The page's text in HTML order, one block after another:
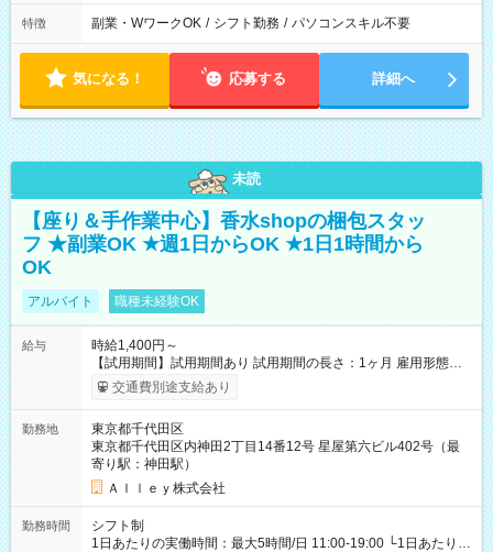
特徴 副業・WワークOK / シフト勤務 / パソコンスキル不要
気になる！ 応募する 詳細へ
未読
【座り＆手作業中心】香水shopの梱包スタッ
フ ★副業OK ★週1日からOK ★1日1時間から
OK
アルバイト 職種未経験OK
給与
時給1,400円～
【試用期間】試用期間あり 試用期間の長さ：1ヶ月 雇用形態、
給与は本採用時と同じです。
交通費別途支給あり
勤務地
東京都千代田区
東京都千代田区内神田2丁目14番12号 星屋第六ビル402号（最
寄り駅：神田駅）
Ａｌｌｅｙ株式会社
勤務時間
シフト制
1日あたりの実働時間：最大5時間/日 11:00-19:00 └1日あたりの